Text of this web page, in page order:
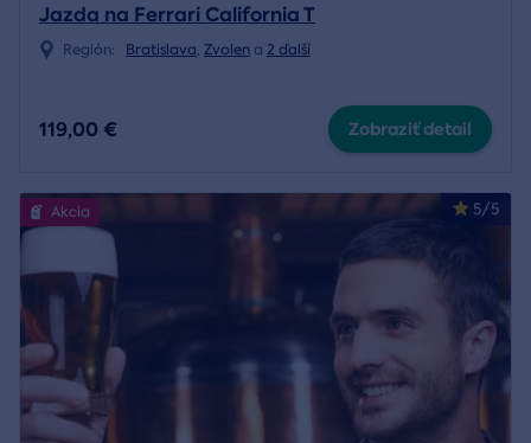
Jazda na Ferrari California T
Región: Bratislava, Zvolen a 2 ďalší
119,00 € Zobraziť detail
5/5
Akcia